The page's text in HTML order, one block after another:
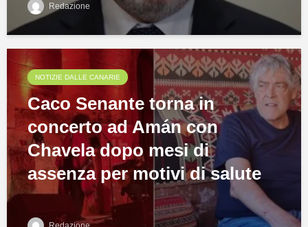
Redazione
NOTIZIE DALLE CANARIE
Caco Senante torna in
concerto ad Amán con
Chavela dopo mesi di
assenza per motivi di salute